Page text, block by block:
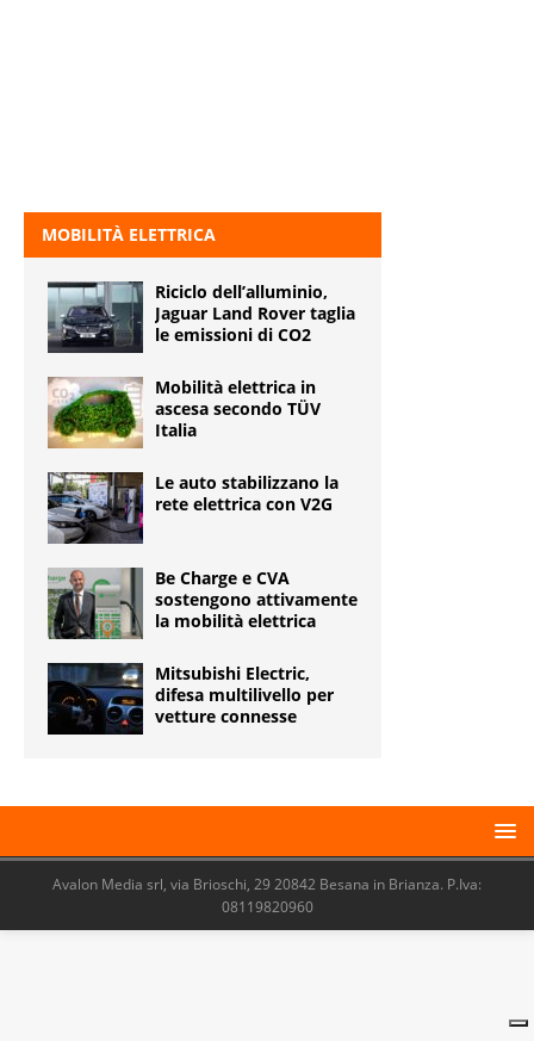
MOBILITÀ ELETTRICA
Riciclo dell’alluminio,
Jaguar Land Rover taglia
le emissioni di CO2
Mobilità elettrica in
ascesa secondo TÜV
Italia
Le auto stabilizzano la
rete elettrica con V2G
Be Charge e CVA
sostengono attivamente
la mobilità elettrica
Mitsubishi Electric,
difesa multilivello per
vetture connesse
Avalon Media srl, via Brioschi, 29 20842 Besana in Brianza. P.Iva:
08119820960